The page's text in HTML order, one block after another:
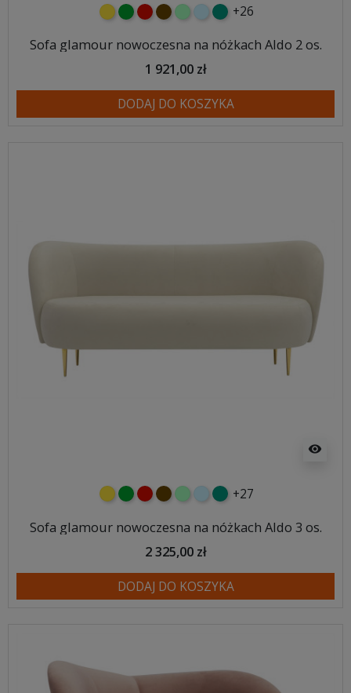
żółtyzielonyczerwony
czekoladowy
miętowybłękitny
turkusowy
+26
Sofa glamour nowoczesna na nóżkach Aldo 2 os.
1 921,00 zł
DODAJ DO KOSZYKA
visibility
żółtyzielonyczerwony
czekoladowy
miętowybłękitny
turkusowy
+27
Sofa glamour nowoczesna na nóżkach Aldo 3 os.
2 325,00 zł
DODAJ DO KOSZYKA